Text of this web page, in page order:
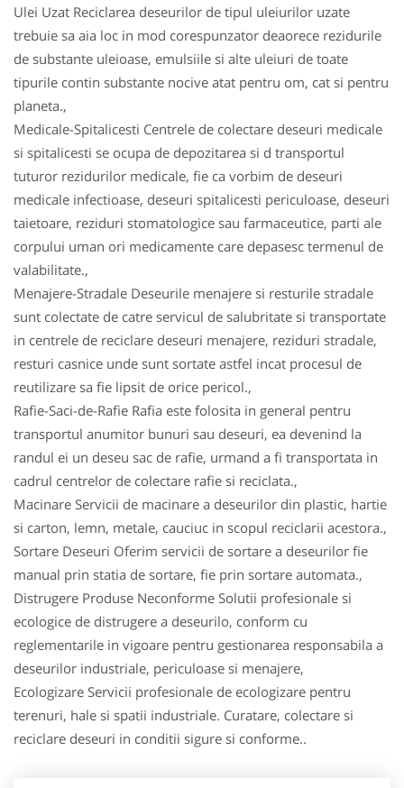
Ulei Uzat Reciclarea deseurilor de tipul uleiurilor uzate
trebuie sa aia loc in mod corespunzator deaorece rezidurile
de substante uleioase, emulsiile si alte uleiuri de toate
tipurile contin substante nocive atat pentru om, cat si pentru
planeta.,
Medicale-Spitalicesti Centrele de colectare deseuri medicale
si spitalicesti se ocupa de depozitarea si d transportul
tuturor rezidurilor medicale, fie ca vorbim de deseuri
medicale infectioase, deseuri spitalicesti periculoase, deseuri
taietoare, reziduri stomatologice sau farmaceutice, parti ale
corpului uman ori medicamente care depasesc termenul de
valabilitate.,
Menajere-Stradale Deseurile menajere si resturile stradale
sunt colectate de catre servicul de salubritate si transportate
in centrele de reciclare deseuri menajere, reziduri stradale,
resturi casnice unde sunt sortate astfel incat procesul de
reutilizare sa fie lipsit de orice pericol.,
Rafie-Saci-de-Rafie Rafia este folosita in general pentru
transportul anumitor bunuri sau deseuri, ea devenind la
randul ei un deseu sac de rafie, urmand a fi transportata in
cadrul centrelor de colectare rafie si reciclata.,
Macinare Servicii de macinare a deseurilor din plastic, hartie
si carton, lemn, metale, cauciuc in scopul reciclarii acestora.,
Sortare Deseuri Oferim servicii de sortare a deseurilor fie
manual prin statia de sortare, fie prin sortare automata.,
Distrugere Produse Neconforme Solutii profesionale si
ecologice de distrugere a deseurilo, conform cu
reglementarile in vigoare pentru gestionarea responsabila a
deseurilor industriale, periculoase si menajere,
Ecologizare Servicii profesionale de ecologizare pentru
terenuri, hale si spatii industriale. Curatare, colectare si
reciclare deseuri in conditii sigure si conforme..